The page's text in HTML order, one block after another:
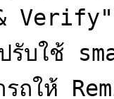
รถให้